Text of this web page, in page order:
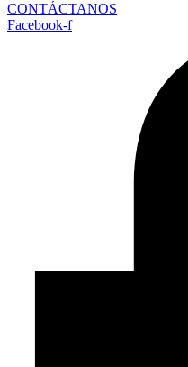
CONTÁCTANOS
Facebook-f